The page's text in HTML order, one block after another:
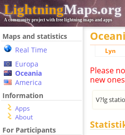
LightningMaps.org
A community project with free lightning maps and apps
Maps and statistics
Real Time
Europa
Oceania
America
Information
Apps
About
For Participants
Lyn
Please
new
V?lg